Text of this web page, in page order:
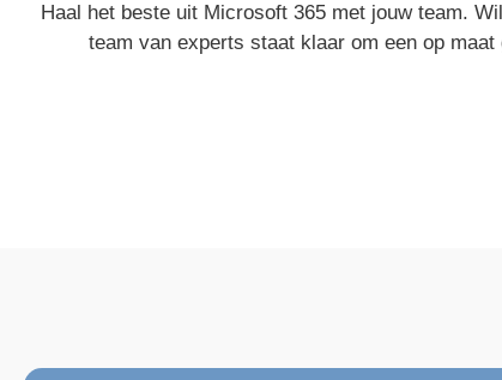
Haal het beste uit Microsoft 365 met jouw team.
team van experts staat klaar om een op